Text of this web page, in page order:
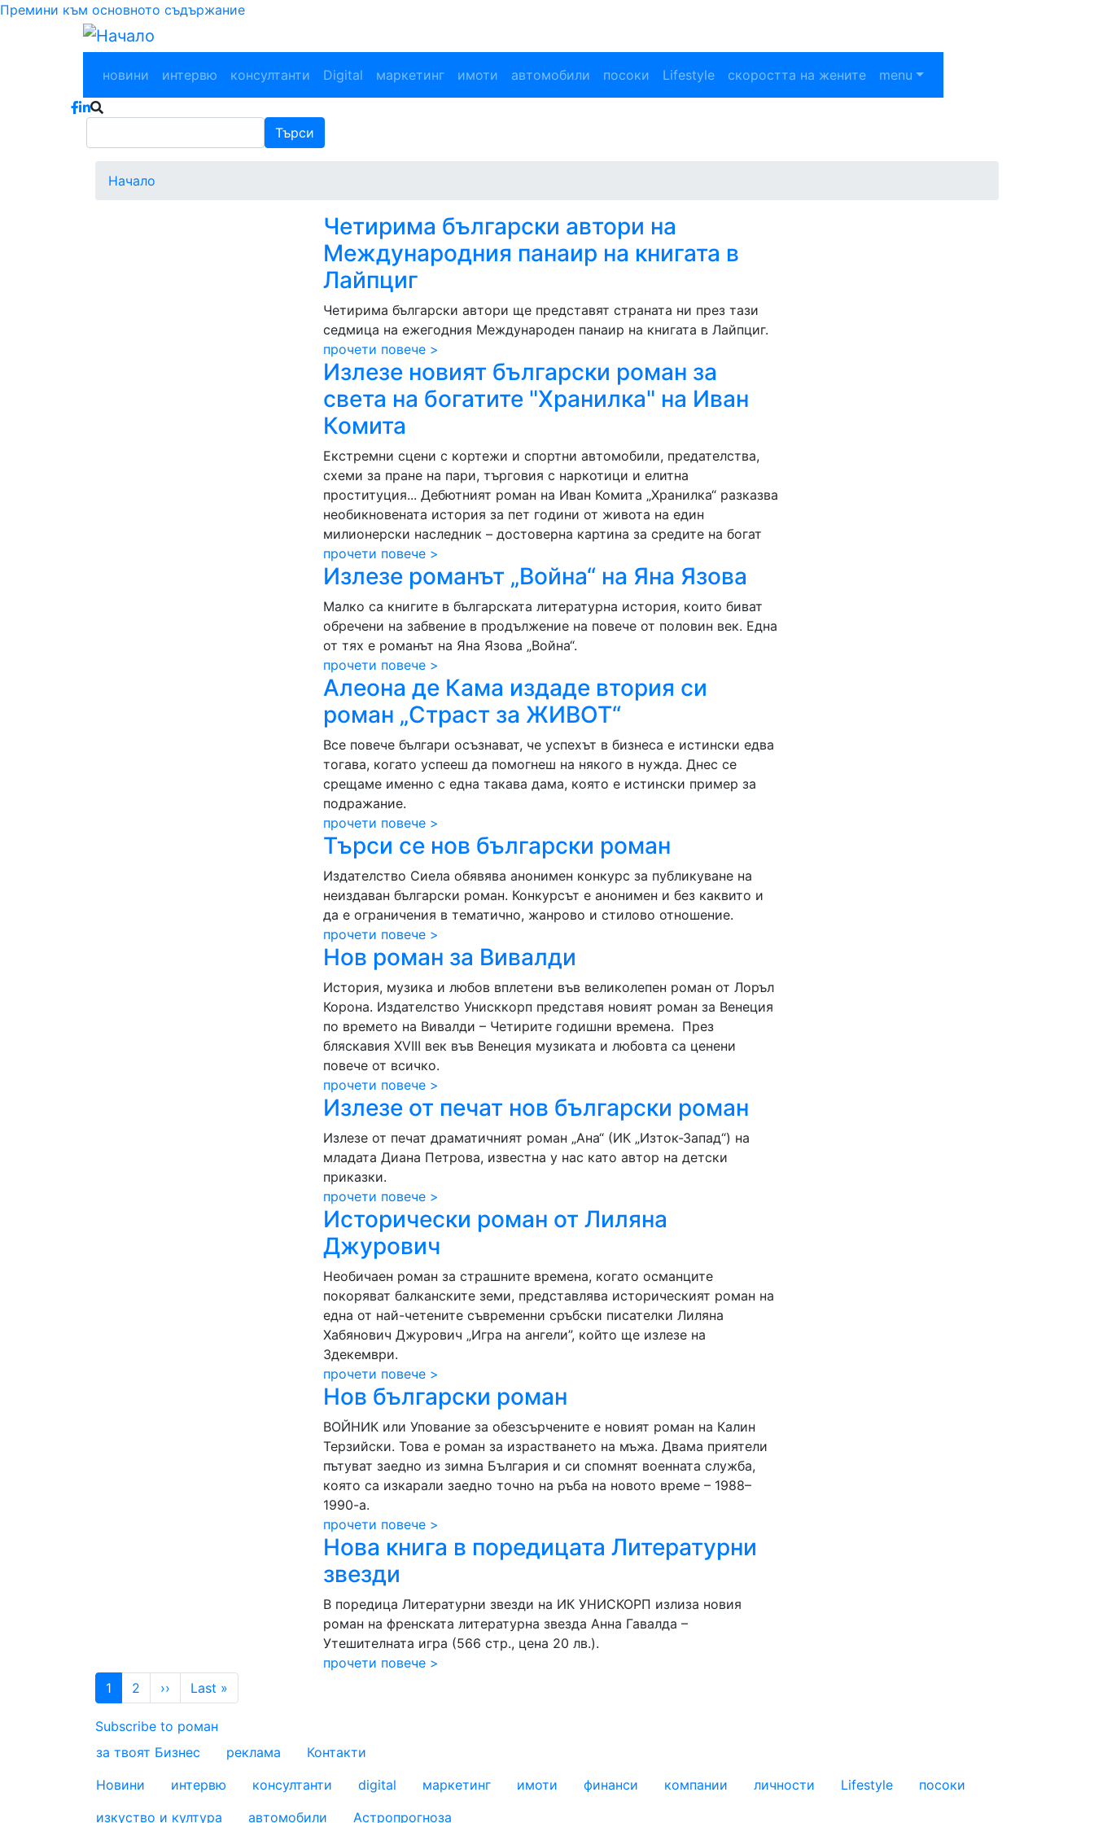
Премини към основното съдържание
Main navigation
новини интервю консултанти Digital маркетинг имоти автомобили посоки Lifestyle скоростта на жените menu
Търси
Начало
Четирима български автори на
Международния панаир на книгата в
Лайпциг
Четирима български автори ще представят страната ни през тази
седмица на ежегодния Международен панаир на книгата в Лайпциг.
прочети повече >
Излезе новият български роман за
света на богатите "Хранилка" на Иван
Комита
Екстремни сцени с кортежи и спортни автомобили, предателства,
схеми за пране на пари, търговия с наркотици и елитна
проституция... Дебютният роман на Иван Комита „Хранилка“ разказва
необикновената история за пет години от живота на един
милионерски наследник – достоверна картина за средите на богат
прочети повече >
Излезе романът „Война“ на Яна Язова
Малко са книгите в българската литературна история, които биват
обречени на забвение в продължение на повече от половин век. Една
от тях е романът на Яна Язова „Война“.
прочети повече >
Алеона де Кама издаде втория си
роман „Страст за ЖИВОТ“
Все повече българи осъзнават, че успехът в бизнеса е истински едва
тогава, когато успееш да помогнеш на някого в нужда. Днес се
срещаме именно с една такава дама, която е истински пример за
подражание.
прочети повече >
Търси се нов български роман
Издателство Сиела обявява анонимен конкурс за публикуване на
неиздаван български роман. Конкурсът е анонимен и без каквито и
да е ограничения в тематично, жанрово и стилово отношение.
прочети повече >
Нов роман за Вивалди
История, музика и любов вплетени във великолепен роман от Лоръл
Корона. Издателство Унисккорп представя новият роман за Венеция
по времето на Вивалди – Четирите годишни времена. През
бляскавия ХVІІІ век във Венеция музиката и любовта са ценени
повече от всичко.
прочети повече >
Излезе от печат нов български роман
Излезе от печат драматичният роман „Ана“ (ИК „Изток-Запад“) на
младата Диана Петрова, известна у нас като автор на детски
приказки.
прочети повече >
Исторически роман от Лиляна
Джурович
Необичаен роман за страшните времена, когато османците
покоряват балканските земи, представлява историческият роман на
една от най-четените съвременни сръбски писателки Лиляна
Хабянович Джурович „Игра на ангели”, който ще излезе на
3декември.
прочети повече >
Нов български роман
ВОЙНИК или Упование за обезсърчените е новият роман на Калин
Терзийски. Това е роман за израстването на мъжа. Двама приятели
пътуват заедно из зимна България и си спомнят военната служба,
която са изкарали заедно точно на ръба на новото време – 1988–
1990-а.
прочети повече >
Нова книга в поредицата Литературни
звезди
В поредица Литературни звезди на ИК УНИСКОРП излиза новия
роман на френската литературна звезда Анна Гавалда –
Утешителната игра (566 стр., цена 20 лв.).
прочети повече >
Pagination
1 2 ›› Next page
Last »
Subscribe to роман
за твоят Бизнес
реклама Контакти
footer_statii
Новини интервю консултанти digital маркетинг имоти финанси компании личности Lifestyle
посоки
изкуство и култура
автомобили Астропрогноза